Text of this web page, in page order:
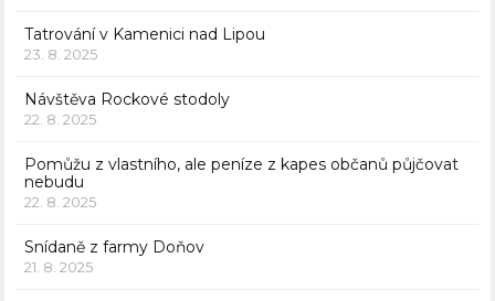
Tatrování v Kamenici nad Lipou
23. 8. 2025
Návštěva Rockové stodoly
22. 8. 2025
Pomůžu z vlastního, ale peníze z kapes občanů půjčovat
nebudu
22. 8. 2025
Snídaně z farmy Doňov
21. 8. 2025